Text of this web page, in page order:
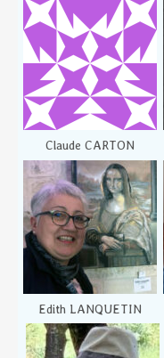
Claude CARTON
Edith LANQUETIN